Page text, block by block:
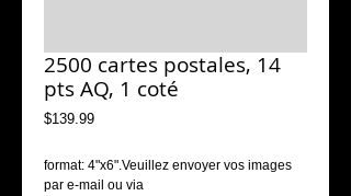
2500 cartes postales, 14
pts AQ, 1 coté
$139.99Price
format: 4"x6".Veuillez envoyer vos images
par e-mail ou via